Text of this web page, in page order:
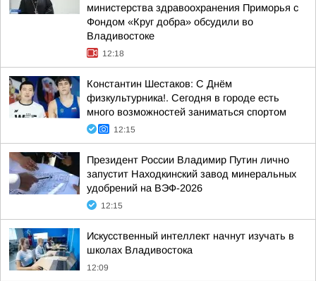
министерства здравоохранения Приморья с
Фондом «Круг добра» обсудили во
Владивостоке
12:18
Константин Шестаков: С Днём
физкультурника!. Сегодня в городе есть
много возможностей заниматься спортом
12:15
Президент России Владимир Путин лично
запустит Находкинский завод минеральных
удобрений на ВЭФ-2026
12:15
Искусственный интеллект начнут изучать в
школах Владивостока
12:09